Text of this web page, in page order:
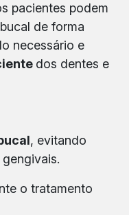
pacientes podem
de forma
necessário e
dos dentes e
, evitando
o tratamento